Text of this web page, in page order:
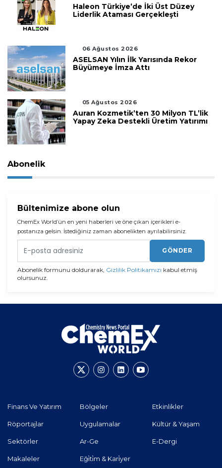
Haleon Türkiye’de İki Üst Düzey
Liderlik Ataması Gerçekleşti
06 Ağustos 2026
ASELSAN Yılın İlk Yarısında Rekor
Büyümeye İmza Attı
05 Ağustos 2026
Auran Kozmetik’ten 30 Milyon TL’lik
Yapay Zeka Destekli Üretim Yatırımı
Abonelik
Bültenimize abone olun
ChemEx World’ün en yeni haberleri ve öne çıkan içerikleri e-
postanıza gelsin. İstediğiniz zaman abonelikten ayrılabilirsiniz.
GÖNDER
Abonelik formunu doldurarak, Gizlilik Politikamızı kabul etmiş
olursunuz.
Finans Ve Yatırım
Röportajlar
Sektörler
Makaleler
Bölgeler
Uygulamalar
Ar-Ge
Eği̇ti̇m & Kari̇yer
Etkinlikler
Kültür & Yaşam
E-Dergi